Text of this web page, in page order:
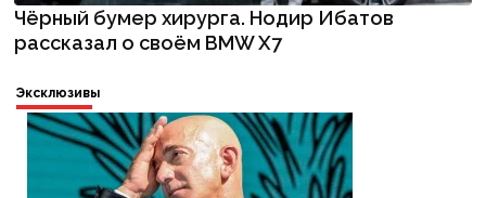
Чёрный бумер хирурга. Нодир Ибатов
рассказал о своём BMW X7
Эксклюзивы